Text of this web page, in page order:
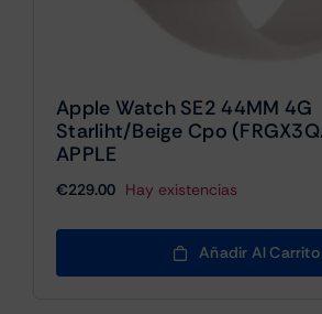
Apple Watch SE2 44MM 4G
Starliht/beige Cpo
APPLE
€229.00 Hay existencias
Añadir Al Carrito